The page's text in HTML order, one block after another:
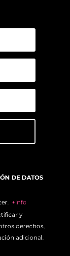
DE DATOS
+info
y
derechos,
adicional.